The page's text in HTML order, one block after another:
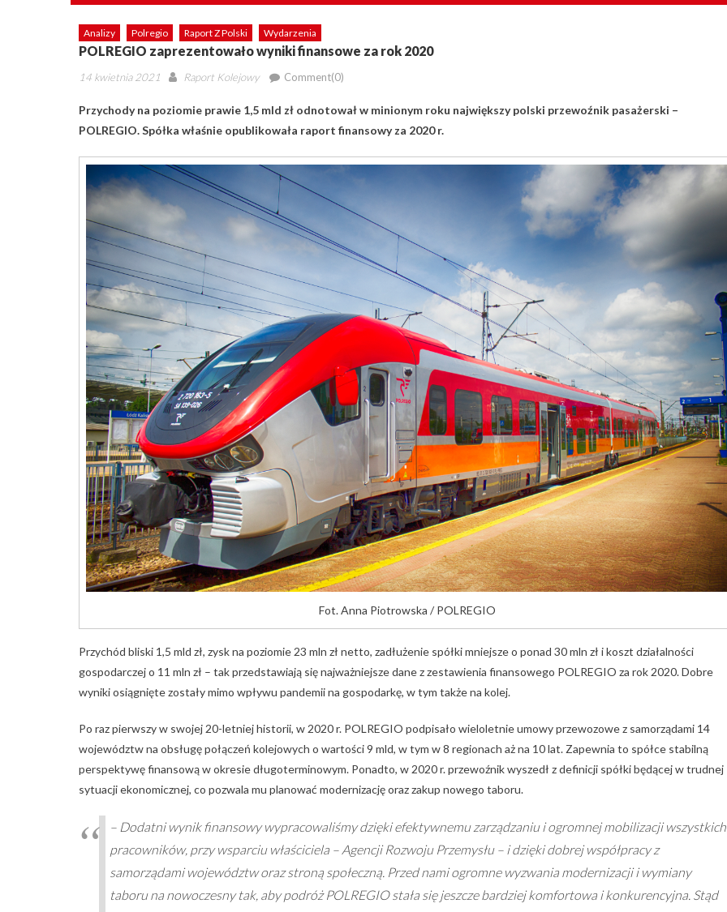
Analizy Polregio Raport Z Polski Wydarzenia
POLREGIO zaprezentowało wyniki finansowe za rok 2020
Posted
14 kwietnia 2021 Author
Raport Kolejowy Comment(0)
Przychody na poziomie prawie 1,5 mld zł odnotował w minionym roku największy polski przewoźnik pasażerski –
POLREGIO. Spółka właśnie opublikowała raport finansowy za 2020 r.
Fot. Anna Piotrowska / POLREGIO
Przychód bliski 1,5 mld zł, zysk na poziomie 23 mln zł netto, zadłużenie spółki mniejsze o ponad 30 mln zł i koszt działalności
gospodarczej o 11 mln zł – tak przedstawiają się najważniejsze dane z zestawienia finansowego POLREGIO za rok 2020. Dobre
wyniki osiągnięte zostały mimo wpływu pandemii na gospodarkę, w tym także na kolej.
Po raz pierwszy w swojej 20-letniej historii, w 2020 r. POLREGIO podpisało wieloletnie umowy przewozowe z samorządami 14
województw na obsługę połączeń kolejowych o wartości 9 mld, w tym w 8 regionach aż na 10 lat. Zapewnia to spółce stabilną
perspektywę finansową w okresie długoterminowym. Ponadto, w 2020 r. przewoźnik wyszedł z definicji spółki będącej w trudnej
sytuacji ekonomicznej, co pozwala mu planować modernizację oraz zakup nowego taboru.
– Dodatni wynik finansowy wypracowaliśmy dzięki efektywnemu zarządzaniu i ogromnej mobilizacji wszystkich
pracowników, przy wsparciu właściciela – Agencji Rozwoju Przemysłu – i dzięki dobrej współpracy z
samorządami województw oraz stroną społeczną. Przed nami ogromne wyzwania modernizacji i wymiany
taboru na nowoczesny tak, aby podróż POLREGIO stała się jeszcze bardziej komfortowa i konkurencyjna. Stąd